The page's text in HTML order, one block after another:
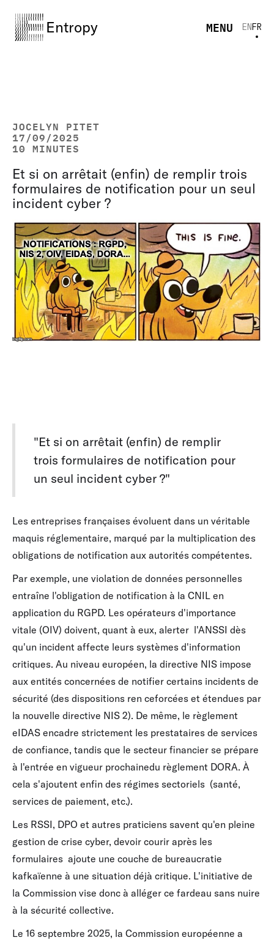
Entropy MENU ENFR
JOCELYN PITET
17/09/2025
10 MINUTES
Et si on arrêtait (enfin) de remplir trois
formulaires de notification pour un seul
incident cyber ?
"Et si on arrêtait (enfin) de remplir
trois formulaires de notification pour
un seul incident cyber ?"
Les entreprises françaises évoluent dans un véritable
maquis réglementaire, marqué par la multiplication des
obligations de notification aux autorités compétentes.
Par exemple, une violation de données personnelles
entraîne l'obligation de notification à la CNIL en
application du RGPD. Les opérateurs d'importance
vitale (OIV) doivent, quant à eux, alerter l'ANSSI dès
qu'un incident affecte leurs systèmes d'information
critiques. Au niveau européen, la directive NIS impose
aux entités concernées de notifier certains incidents de
sécurité (des dispositions ren ceforcées et étendues par
la nouvelle directive NIS 2). De même, le règlement
eIDAS encadre strictement les prestataires de services
de confiance, tandis que le secteur financier se prépare
à l'entrée en vigueur prochainedu règlement DORA. À
cela s'ajoutent enfin des régimes sectoriels (santé,
services de paiement, etc.).
Les RSSI, DPO et autres praticiens savent qu'en pleine
gestion de crise cyber, devoir courir après les
formulaires ajoute une couche de bureaucratie
kafkaïenne à une situation déjà critique. L'initiative de
la Commission vise donc à alléger ce fardeau sans nuire
à la sécurité collective.
Le 16 septembre 2025, la Commission européenne a